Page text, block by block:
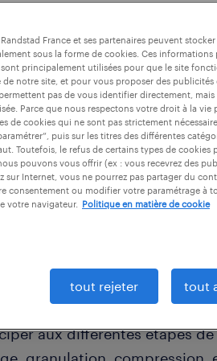
du poste
les tâches suivantes
de haute qualité
en salle blanche :
les matières premières et
à la fabrication.
aux différentes étapes
France et ses partenaires peuvent
sous la forme de cookies. Ces informations
principalement utilisées pour que le site
notre site, et pour vous proposer des publicités
pas de vous identifier directement,
Parce que nous respectons votre droit à la vie
de cookies qui ne sont pas strictement
puis sur les titres des différentes
Toutefois, le refus de certains types de cookies
pouvons vous offrir (ex : vous recevrez des
sur Internet, vous ne pourrez pas partager du
consentement ou modifier votre paramétrage à
votre navigateur.
Politique en matière de cookie
tout rejeter tout